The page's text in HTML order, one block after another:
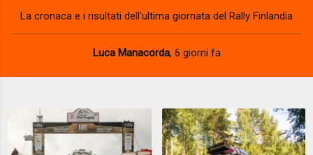
La cronaca e i risultati dell'ultima giornata del Rally Finlandia
Luca Manacorda, 6 giorni fa